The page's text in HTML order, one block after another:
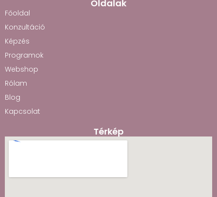
Oldalak
Főoldal
Konzultáció
Képzés
Programok
Webshop
Rólam
Blog
Kapcsolat
Térkép